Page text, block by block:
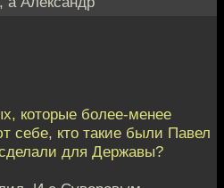
которые более-менее
себе, кто такие были Павел
для Державы?